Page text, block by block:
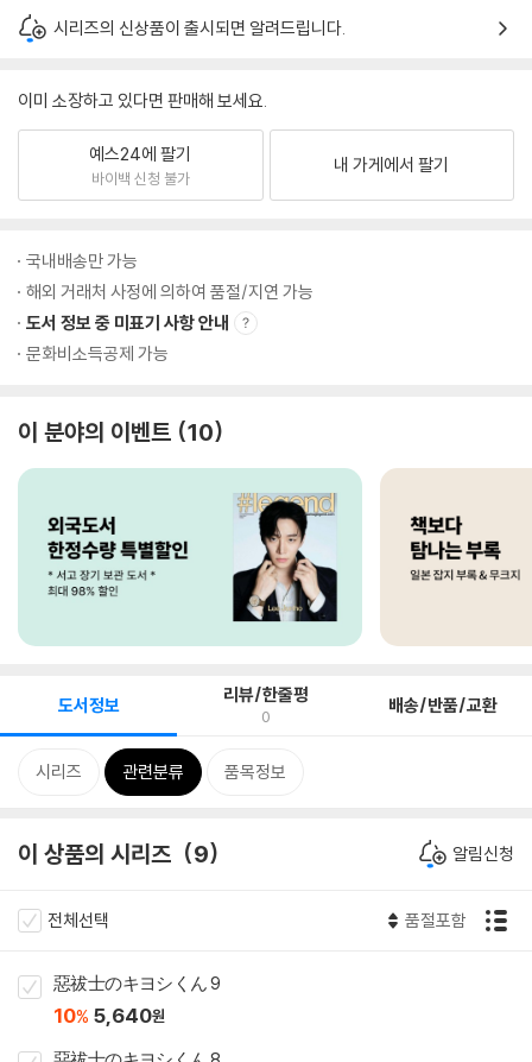
시리즈의 신상품이 출시되면 알려드립니다.
이미 소장하고 있다면 판매해 보세요.
예스24에 팔기
바이백 신청 불가
내 가게에서 팔기
국내배송만 가능
해외 거래처 사정에 의하여 품절/지연 가능
도서 정보 중 미표기 사항 안내
문화비소득공제 가능
이 분야의 이벤트 10
도서정보 리뷰/한줄평
0 배송/반품/교환
시리즈 관련분류 품목정보
이 상품의 시리즈 9 알림신청
전체선택 품절포함
惡祓士のキヨシくん 9
10% 5,640원